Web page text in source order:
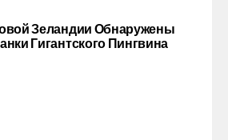
Зеландии Обнаружены
Гигантского Пингвина